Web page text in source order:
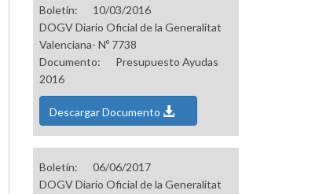
Boletín:
10/03/2016
DOGV Diario Oficial de la Generalitat
Valenciana- Nº 7738
Documento:
Presupuesto Ayudas
2016
Descargar Documento
Boletín:
06/06/2017
DOGV Diario Oficial de la Generalitat